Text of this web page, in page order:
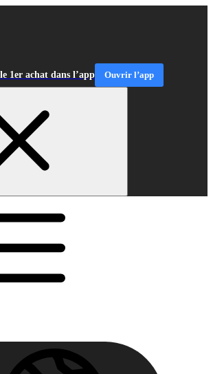
1er achat dans l’app Ouvrir l’app